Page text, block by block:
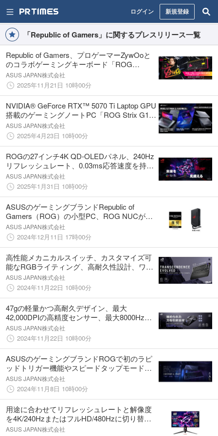
ログイン 新規登録
「Republic of Gamers」に関するプレスリリース一覧
Republic of Gamers、プロゲーマーZywOoと
のコラボゲーミングキーボード「ROG
Falchion Ace HFX ZywOo Edition Gaming
Keyboard」を発表
ASUS JAPAN株式会社
2025年11月21日 10時00分
NVIDIA® GeForce RTX™ 5070 Ti Laptop GPU
搭載のゲーミングノートPC「ROG Strix G18
/ G16」「ROG Zephyrus G14」4製品6モデル
発表
ASUS JAPAN株式会社
2025年4月23日 10時00分
ROGの27インチ4K QD-OLEDパネル、240Hz
リフレッシュレート、0.03ms応答速度を持つ
有機ELゲーミングモニター「ROG Swift
OLED PG27UCDM」を発表
ASUS JAPAN株式会社
2025年1月31日 10時00分
ASUSのゲーミングブランドRepublic of
Gamers（ROG）の小型PC、ROG NUCが
「ファイナルファンタジーXIV: 黄金のレガシ
ー」推奨モデルに認定
ASUS JAPAN株式会社
2024年12月11日 17時00分
高性能メカニカルスイッチ、カスタマイズ可
能なRGBライティング、高耐久性設計、ワイ
ヤレス・有線接続を備えたゲーミングキーボ
ード「ROG Azoth Extreme」を発表
ASUS JAPAN株式会社
2024年11月22日 10時00分
47gの軽量かつ高耐久デザイン、最大
42,000DPIの高精度センサー、最大8000Hzの
ポーリングレートで低遅延ワイヤレス接続の
ゲーミングマウス「ROG Harpe Ace
Extreme」を発表
ASUS JAPAN株式会社
2024年11月22日 10時00分
ASUSのゲーミングブランドROGで初のラピ
ッドトリガー機能やスピードタップモードを
搭載したコンパクトな65%レイアウトのゲー
ミングキーボード「ROG Falchion Ace HFX」
を発表
ASUS JAPAN株式会社
2024年11月8日 10時00分
用途に合わせてリフレッシュレートと解像度
を4K/240HzまたはフルHD/480Hzに切り替え
られる32インチ有機ELゲーミングモニター
ASUS JAPAN株式会社